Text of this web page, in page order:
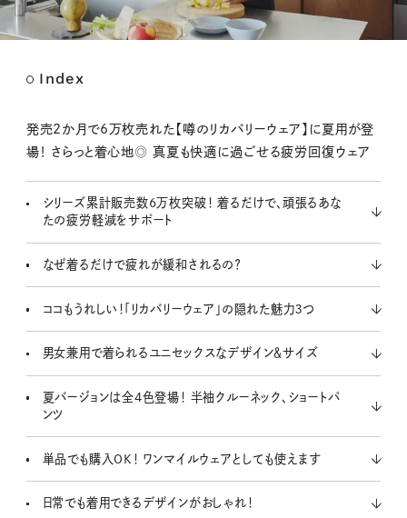
t
e
Index
発売2か月で6万枚売れた【噂のリカバリーウェア】に夏用が登
場！ さらっと着心地◎ 真夏も快適に過ごせる疲労回復ウェア
シリーズ累計販売数6万枚突破！ 着るだけで、頑張るあな
たの疲労軽減をサポート
なぜ着るだけで疲れが緩和されるの？
ココもうれしい！「リカバリーウェア」の隠れた魅力３つ
男女兼用で着られるユニセックスなデザイン＆サイズ
夏バージョンは全4色登場！ 半袖クルーネック、ショートパ
ンツ
単品でも購入OK！ ワンマイルウェアとしても使えます
日常でも着用できるデザインがおしゃれ！